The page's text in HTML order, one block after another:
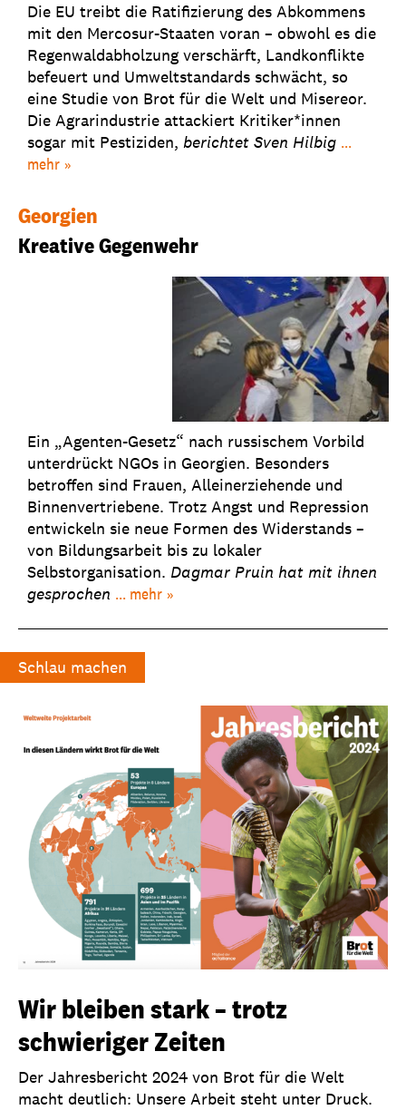
Die EU treibt die Ratifizierung des Abkommens
mit den Mercosur-Staaten voran – obwohl es die
Regenwaldabholzung verschärft, Landkonflikte
befeuert und Umweltstandards schwächt, so
eine Studie von Brot für die Welt und Misereor.
Die Agrarindustrie attackiert Kritiker*innen
sogar mit Pestiziden, berichtet Sven Hilbig ...
mehr
Georgien
Kreative Gegenwehr
Ein „Agenten-Gesetz“ nach russischem Vorbild
unterdrückt NGOs in Georgien. Besonders
betroffen sind Frauen, Alleinerziehende und
Binnenvertriebene. Trotz Angst und Repression
entwickeln sie neue Formen des Widerstands –
von Bildungsarbeit bis zu lokaler
Selbstorganisation. Dagmar Pruin hat mit ihnen
gesprochen ... mehr
Schlau machen
Wir bleiben stark – trotz
schwieriger Zeiten
Der Jahresbericht 2024 von Brot für die Welt
macht deutlich: Unsere Arbeit steht unter Druck.